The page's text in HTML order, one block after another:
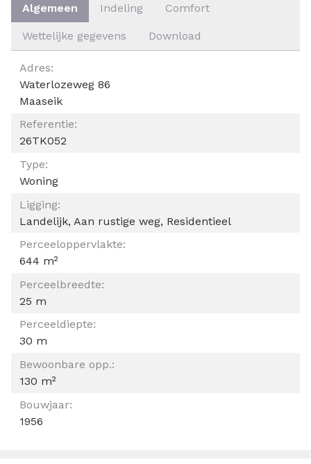
Algemeen Indeling Comfort
Wettelijke gegevens Download
ALGEMEEN
Adres:
Waterlozeweg 86
Maaseik
Referentie:
26TK052
Type:
Woning
Ligging:
Landelijk, Aan rustige weg, Residentieel
Perceeloppervlakte:
644 m²
Perceelbreedte:
25 m
Perceeldiepte:
30 m
Bewoonbare opp.:
130 m²
Bouwjaar:
1956